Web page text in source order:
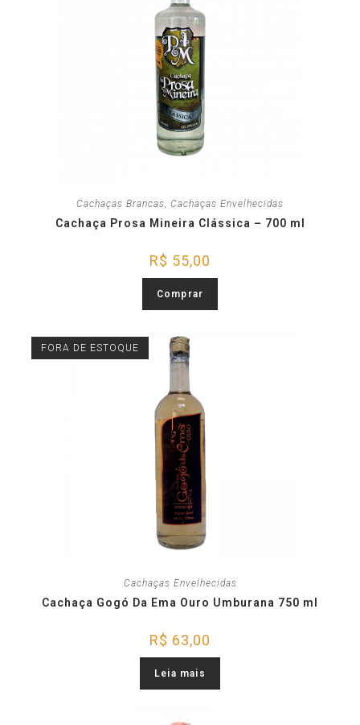
Cachaças Brancas, Cachaças Envelhecidas
Cachaça Prosa Mineira Clássica – 700 ml
R$ 55,00
Comprar
FORA DE ESTOQUE
Cachaças Envelhecidas
Cachaça Gogó Da Ema Ouro Umburana 750 ml
R$ 63,00
Leia mais